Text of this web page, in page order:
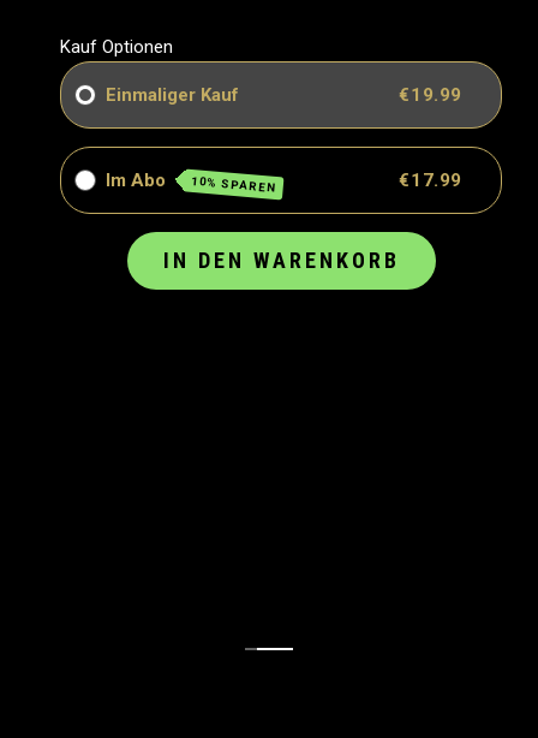
Kauf Optionen
Einmaliger Kauf €19.99
Im Abo 10% SPAREN €17.99
IN DEN WARENKORB